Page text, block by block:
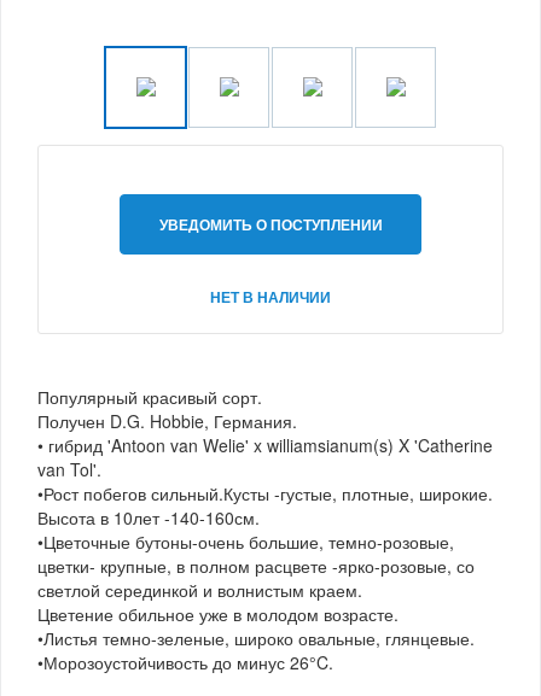
УВЕДОМИТЬ О ПОСТУПЛЕНИИ
НЕТ В НАЛИЧИИ
Популярный красивый сорт.
Получен D.G. Hobbie, Германия.
• гибрид 'Antoon van Welie' x williamsianum(s) X 'Catherine
van Tol'.
•Рост побегов сильный.Кусты -густые, плотные, широкие.
Высота в 10лет -140-160см.
•Цветочные бутоны-очень большие, темно-розовые,
цветки- крупные, в полном расцвете -ярко-розовые, со
светлой серединкой и волнистым краем.
Цветение обильное уже в молодом возрасте.
•Листья темно-зеленые, широко овальные, глянцевые.
•Морозоустойчивость до минус 26°C.